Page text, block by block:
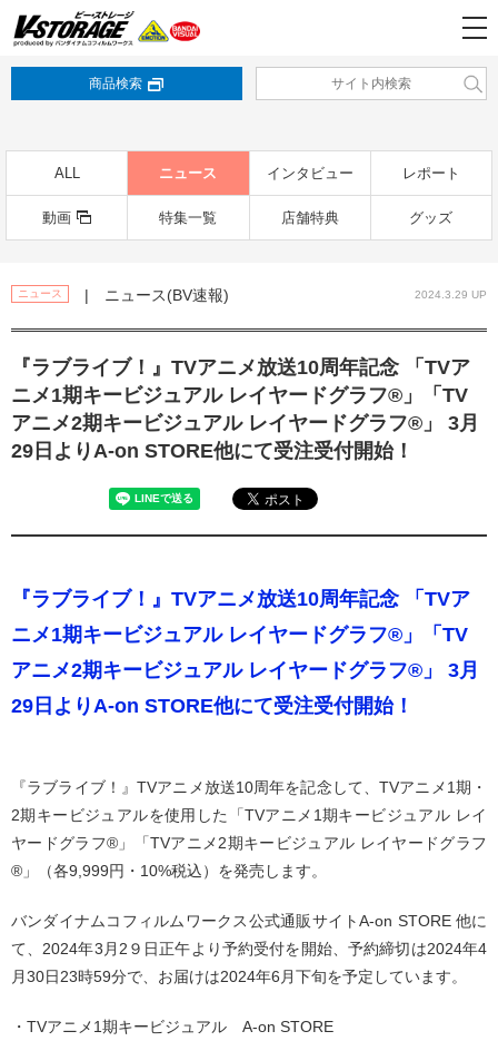
商品検索
ALL ニュース インタビュー レポート
動画 特集一覧 店舗特典 グッズ
ニュース | ニュース(BV速報) 2024.3.29 UP
『ラブライブ！』TVアニメ放送10周年記念 「TVア
ニメ1期キービジュアル レイヤードグラフ®」「TV
アニメ2期キービジュアル レイヤードグラフ®」 3月
29日よりA-on STORE他にて受注受付開始！
『ラブライブ！』TVアニメ放送10周年記念 「TVア
ニメ1期キービジュアル レイヤードグラフ®」「TV
アニメ2期キービジュアル レイヤードグラフ®」 3月
29日よりA-on STORE他にて受注受付開始！
『ラブライブ！』TVアニメ放送10周年を記念して、TVアニメ1期・
2期キービジュアルを使用した「TVアニメ1期キービジュアル レイ
ヤードグラフ®」「TVアニメ2期キービジュアル レイヤードグラフ
®」（各9,999円・10%税込）を発売します。
バンダイナムコフィルムワークス公式通販サイトA-on STORE 他に
て、2024年3月2９日正午より予約受付を開始、予約締切は2024年4
月30日23時59分で、お届けは2024年6月下旬を予定しています。
・TVアニメ1期キービジュアル A-on STORE